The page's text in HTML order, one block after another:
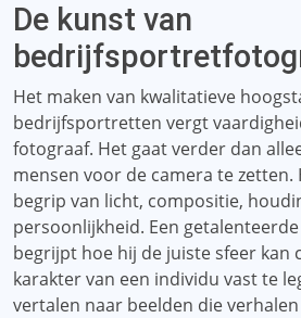
De kunst van
Het maken van kwalitatieve
bedrijfsportretten vergt
fotograaf. Het gaat verder dan
mensen voor de camera te
begrip van licht, compositie,
persoonlijkheid. Een
begrijpt hoe hij de juiste sfeer kan
karakter van een individu vast te
vertalen naar beelden die